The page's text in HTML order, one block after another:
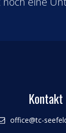
Kontakt
office@tc-